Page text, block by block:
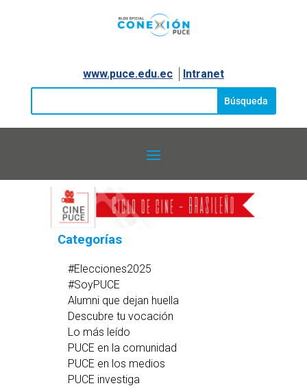
www.puce.edu.ec│ Intranet
Categorías
#Elecciones2025
#SoyPUCE
Alumni que dejan huella
Descubre tu vocación
Lo más leído
PUCE en la comunidad
PUCE en los medios
PUCE investiga